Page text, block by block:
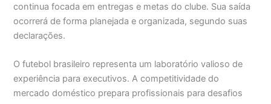
continua focada em entregas e metas do clube. Sua saída
ocorrerá de forma planejada e organizada, segundo suas
declarações.
O futebol brasileiro representa um laboratório valioso de
experiência para executivos. A competitividade do
mercado doméstico prepara profissionais para desafios